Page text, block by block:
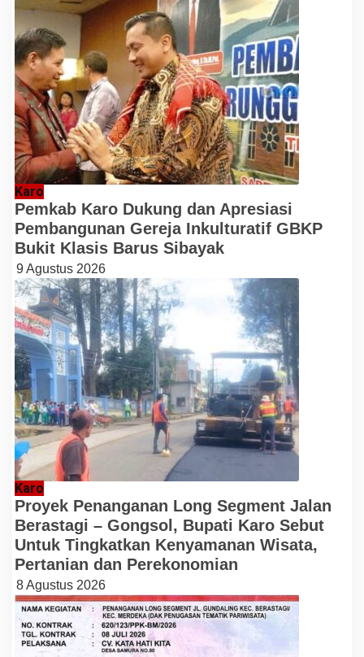
Karo
Pemkab Karo Dukung dan Apresiasi
Pembangunan Gereja Inkulturatif GBKP
Bukit Klasis Barus Sibayak
9 Agustus 2026
Karo
Proyek Penanganan Long Segment Jalan
Berastagi – Gongsol, Bupati Karo Sebut
Untuk Tingkatkan Kenyamanan Wisata,
Pertanian dan Perekonomian
8 Agustus 2026